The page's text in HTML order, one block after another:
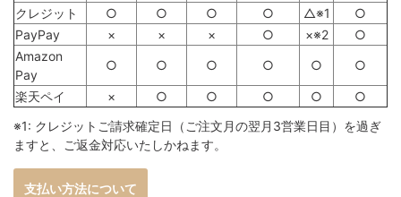
クレジット ○ ○ ○ ○ △※1
○
PayPay
× × × ○ ×※2
○
Amazon
Pay
○ ○ ○ ○ ○ ○
楽天ペイ × ○ ○ ○ ○
○
※1: クレジットご請求確定日（ご注文月の翌月3営業日目）を過ぎ
ますと、ご返金対応いたしかねます。
支払い方法について